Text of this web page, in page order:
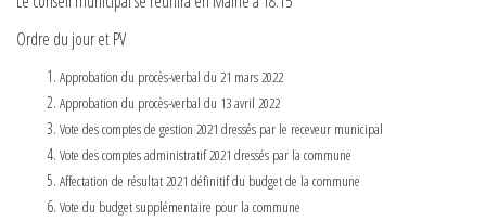
Ordre du jour et PV
Approbation du procès-verbal du 21 mars 2022
Approbation du procès-verbal du 13 avril 2022
Vote des comptes de gestion 2021 dressés par le receveur municipal
Vote des comptes administratif 2021 dressés par la commune
Affectation de résultat 2021 définitif du budget de la commune
Vote du budget supplémentaire pour la commune